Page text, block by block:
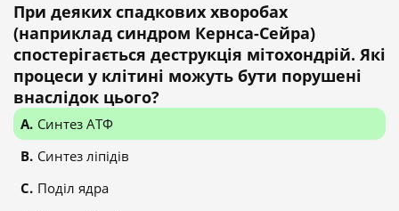
При деяких спадкових хворобах
(наприклад синдром Кернса-Сейра)
спостерігається деструкція мітохондрій. Які
процеси у клітині можуть бути порушені
внаслідок цього?
Синтез АТФ
Синтез ліпідів
Поділ ядра